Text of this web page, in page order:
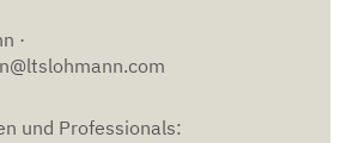
·
und Professionals: